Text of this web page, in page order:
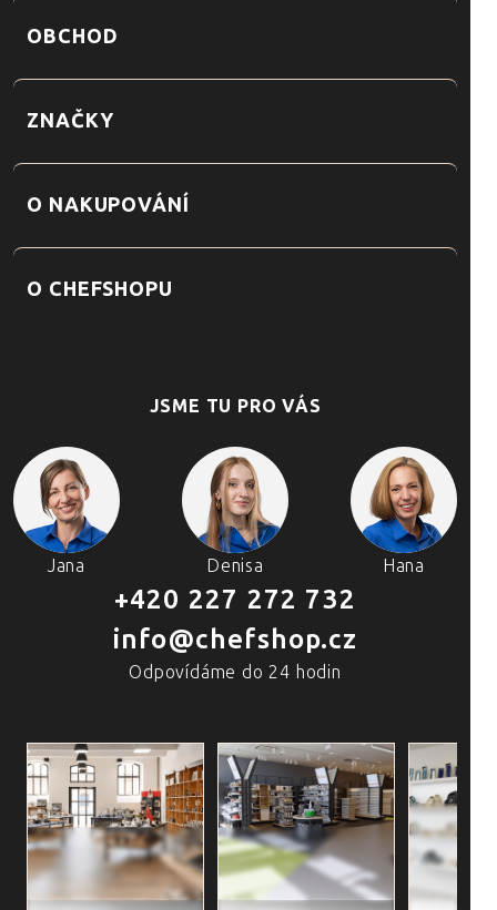
OBCHOD
ZNAČKY
O NAKUPOVÁNÍ
O CHEFSHOPU
JSME TU PRO VÁS
Jana Denisa Hana
+420 227 272 732
info@chefshop.cz
Odpovídáme do 24 hodin